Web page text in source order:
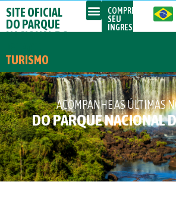
SITE OFICIAL
DO PARQUE
NACIONAL DO
TURISMO
COMPRE
SEU
INGRESSO
ACOMPANHE AS ÚLTIMAS
DO PARQUE NACIONAL